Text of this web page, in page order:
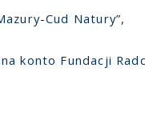
Cud Natury”,
Fundacji